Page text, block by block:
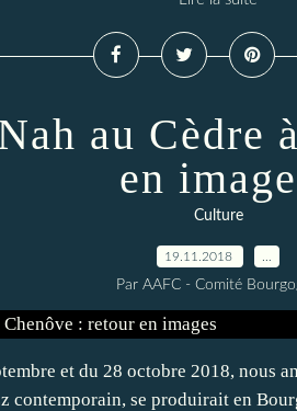
au Cèdre
en
Culture
19.11.2018
Par AAFC - Comité
et du 28 octobre 2018, nous
contemporain, se produirait en